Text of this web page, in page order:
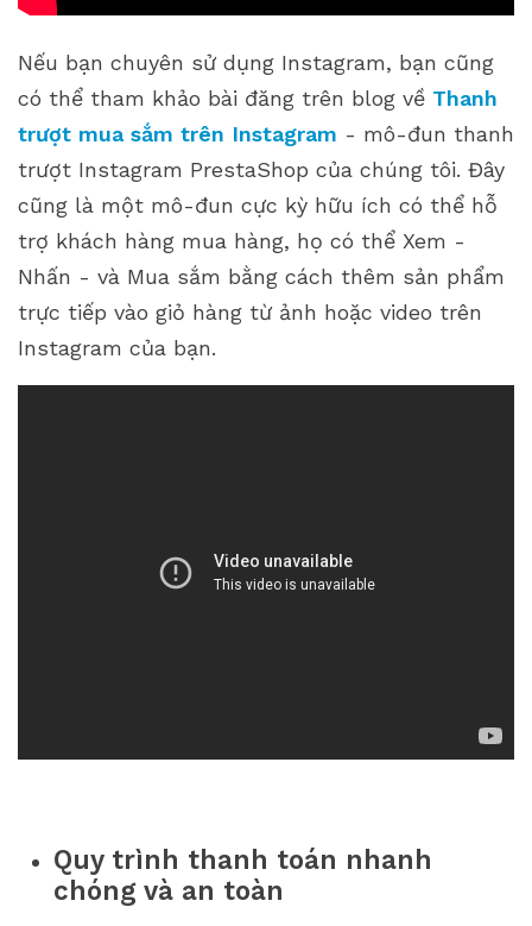
Nếu bạn chuyên sử dụng Instagram, bạn cũng
có thể tham khảo bài đăng trên blog về Thanh
trượt mua sắm trên Instagram - mô-đun thanh
trượt Instagram PrestaShop của chúng tôi. Đây
cũng là một mô-đun cực kỳ hữu ích có thể hỗ
trợ khách hàng mua hàng, họ có thể Xem -
Nhấn - và Mua sắm bằng cách thêm sản phẩm
trực tiếp vào giỏ hàng từ ảnh hoặc video trên
Instagram của bạn.
Quy trình thanh toán nhanh
chóng và an toàn